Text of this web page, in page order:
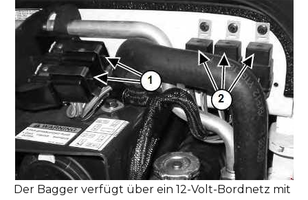
Der Bagger verfügt über ein 12-Volt-Bordnetz mit